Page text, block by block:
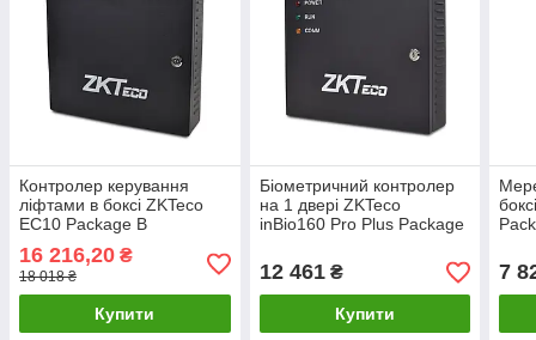
Контролер керування
ліфтами в боксі ZKTeco
EC10 Package B
16 216,20 ₴
18 018 ₴
Купити
Біометричний контролер
на 1 двері ZKTeco
inBio160 Pro Plus Package
12 461₴
Купити
7